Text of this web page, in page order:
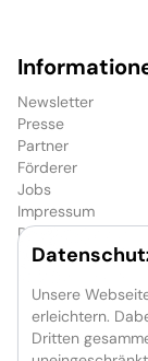
Newsletter
Presse
Partner
Förderer
Jobs
Impressum
Cookie-
Das
Unsere
erleichtern.
Dritten